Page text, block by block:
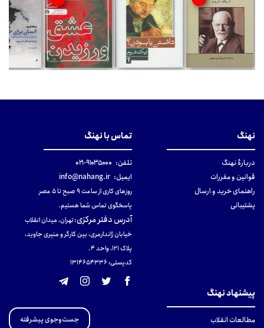
نهنگ
دربارهٔ نهنگ
قوانین و مقررات
راهنمای خرید و ارسال
پشتیبانی
تماس با نهنگ
تلفن: ۹۱۰۳۵۰۰۰-۰۲۱
ایمیل: info@nahang.ir
روزهای کاری از ساعت ۹ صبح تا ۵ عصر
پاسخگوی تماس شما هستیم.
آدرس دفتر مرکزی:تهران، میدان انقلاب
خیابان ژاندارمری، بین کارگر و منیری جاوید،
پلاک 121، واحد ۴.
کدپستی: 131465433۶
پیشنهاد نهنگ
مطالعات انقلاب
جست‌وجوی پیشرفته